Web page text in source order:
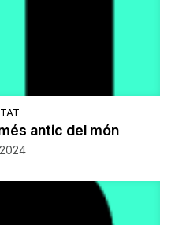
antic del món